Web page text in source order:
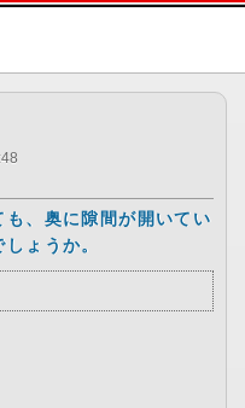
文へ
、奥に隙間が開いてい
ょうか。